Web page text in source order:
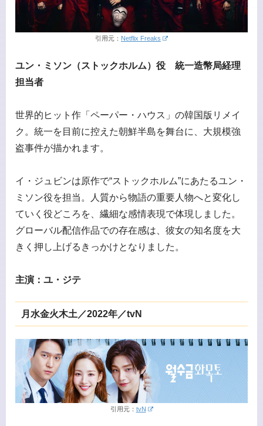
引用元： Netflix Freaks
ユン・ミソン（ストックホルム）役 統一造幣局経理
担当者
世界的ヒット作「ペーパー・ハウス」の韓国版リメイ
ク。統一を目前に控えた朝鮮半島を舞台に、大規模強
盗事件が描かれます。
イ・ジュビンは原作で“ストックホルム”にあたるユン・
ミソン役を担当。人質から物語の重要人物へと変化し
ていく役どころを、繊細な感情表現で体現しました。
グローバル配信作品での存在感は、彼女の知名度を大
きく押し上げるきっかけとなりました。
主演：ユ・ジテ
月水金火木土／2022年／tvN
引用元： tvN